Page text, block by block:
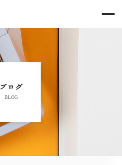
ブログ
BLOG